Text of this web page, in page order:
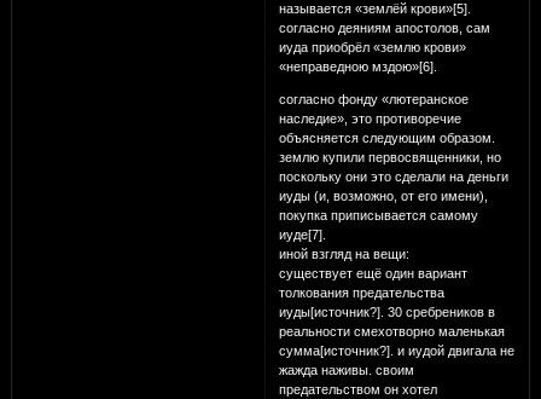
называется «землёй крови»[5].
согласно деяниям апостолов, сам
иуда приобрёл «землю крови»
«неправедною мздою»[6].
согласно фонду «лютеранское
наследие», это противоречие
объясняется следующим образом.
землю купили первосвященники, но
поскольку они это сделали на деньги
иуды (и, возможно, от его имени),
покупка приписывается самому
иуде[7].
иной взгляд на вещи:
существует ещё один вариант
толкования предательства
иуды[источник?]. 30 сребреников в
реальности смехотворно маленькая
сумма[источник?]. и иудой двигала не
жажда наживы. своим
предательством он хотел